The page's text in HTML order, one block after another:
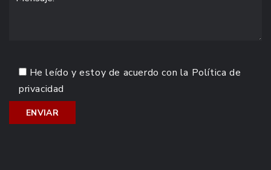
He leído y estoy de acuerdo con la Política de
privacidad